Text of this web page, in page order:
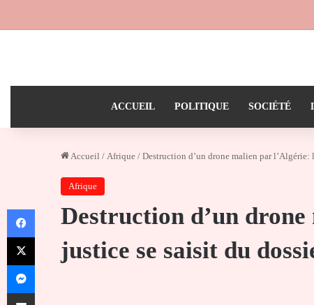
ACCUEIL POLITIQUE SOCIÉTÉ
Accueil / Afrique / Destruction d’un drone malien par l’Algérie:
Afrique
Destruction d’un
justice se saisit du
Facebook
X
Messenger
Partager par email